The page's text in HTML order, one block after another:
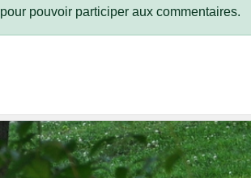
pour pouvoir participer aux commentaires.